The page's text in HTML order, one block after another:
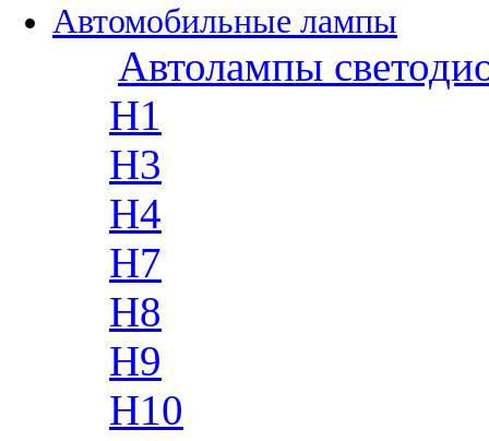
Автомобильные лампы
Автолампы
H1
H3
H4
H7
H8
H9
H10